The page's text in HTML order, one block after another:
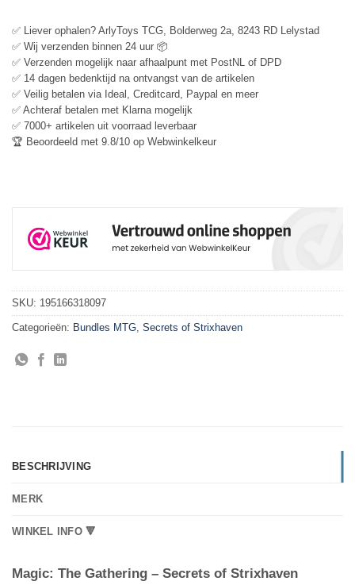
✅ Liever ophalen? ArlyToys TCG, Bolderweg 2a, 8243 RD Lelystad
✅ Wij verzenden binnen 24 uur 📦
✅ Verzenden mogelijk naar afhaalpunt met PostNL of DPD
✅ 14 dagen bedenktijd na ontvangst van de artikelen
✅ Veilig betalen via Ideal, Creditcard, Paypal en meer
✅ Achteraf betalen met Klarna mogelijk
✅ 7000+ artikelen uit voorraad leverbaar
🏆 Beoordeeld met 9.8/10 op Webwinkelkeur
SKU: 195166318097
Categorieën: Bundles MTG Secrets of Strixhaven
BESCHRIJVING
MERK
WINKEL INFO 🔻
Magic: The Gathering – Secrets of Strixhaven